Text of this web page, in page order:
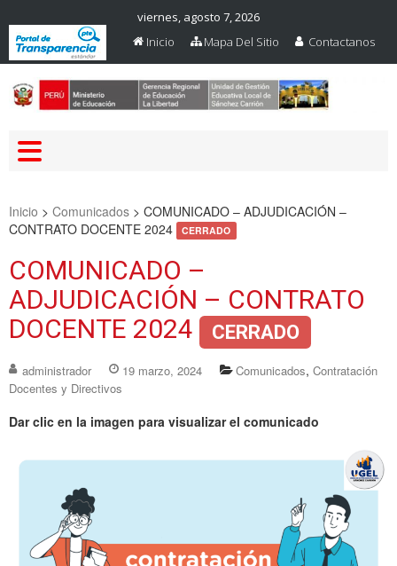
viernes, agosto 7, 2026
Inicio
Mapa Del Sitio Contactanos
Inicio > Comunicados > COMUNICADO – ADJUDICACIÓN –
CONTRATO DOCENTE 2024
CERRADO
COMUNICADO –
ADJUDICACIÓN – CONTRATO
DOCENTE 2024
CERRADO
administrador 19 marzo, 2024 Comunicados, Contratación
Docentes y Directivos
Dar clic en la imagen para visualizar el comunicado